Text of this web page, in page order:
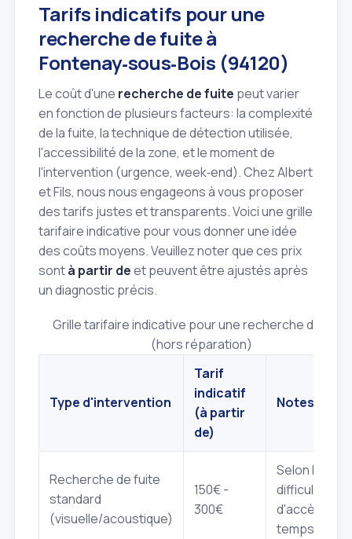
Tarifs indicatifs pour une
recherche de fuite à
Fontenay‑sous‑Bois (94120)
Le coût d'une recherche de fuite peut varier
en fonction de plusieurs facteurs: la complexité
de la fuite, la technique de détection utilisée,
l'accessibilité de la zone, et le moment de
l'intervention (urgence, week‑end). Chez Albert
et Fils, nous nous engageons à vous proposer
des tarifs justes et transparents. Voici une grille
tarifaire indicative pour vous donner une idée
des coûts moyens. Veuillez noter que ces prix
sontà partir deet peuvent être ajustés après
un diagnostic précis.
Grille tarifaire indicative pour une recherche de fuite
(hors réparation)
Type d'intervention
Tarif
indicatif
(à partir
de)
Notes
Recherche de fuite
standard
(visuelle/acoustique)
150€ -
300€
Selon la
difficulté
d'accès et le
temps